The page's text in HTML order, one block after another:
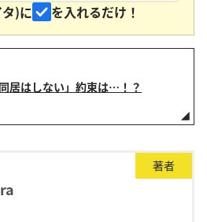
)に
を入れるだけ！
同居はしない」約束は…！？
著者